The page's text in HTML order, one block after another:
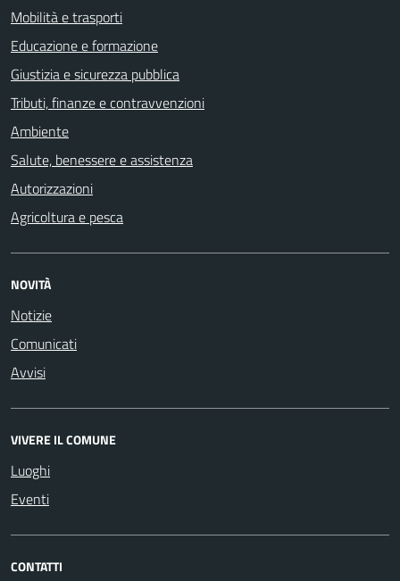
Mobilità e trasporti
Educazione e formazione
Giustizia e sicurezza pubblica
Tributi, finanze e contravvenzioni
Ambiente
Salute, benessere e assistenza
Autorizzazioni
Agricoltura e pesca
NOVITÀ
Notizie
Comunicati
Avvisi
VIVERE IL COMUNE
Luoghi
Eventi
CONTATTI